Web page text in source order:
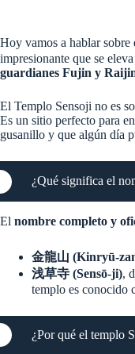
Hoy vamos a hablar sobre
impresionante que se eleva
guardianes Fujin y
El Templo Sensoji no es
Es un sitio perfecto para
gusanillo y que algún día
¿Qué significa el
El nombre completo y
金龍山 (Kinryū-
浅草寺 (Sensō-ji),
templo es conocido
¿Por qué el templo